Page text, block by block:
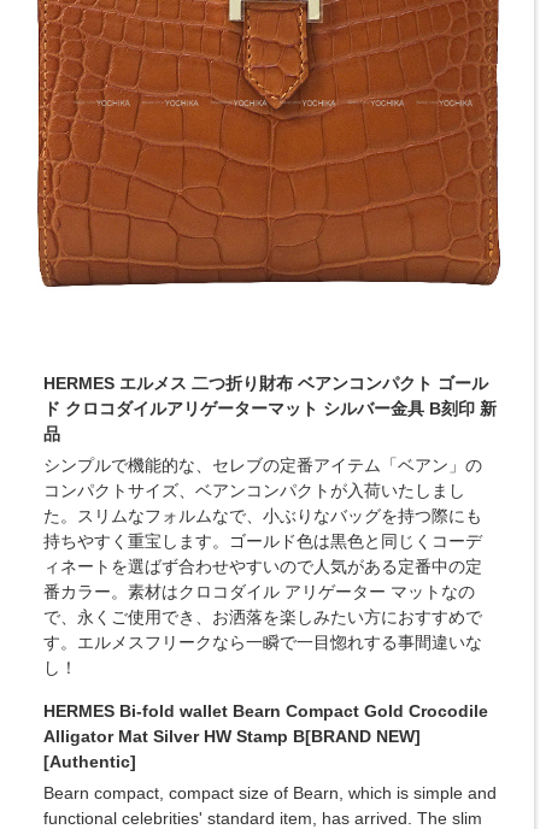
HERMES エルメス 二つ折り財布 ベアンコンパクト ゴール
ド クロコダイルアリゲーターマット シルバー金具 B刻印 新
品
シンプルで機能的な、セレブの定番アイテム「ベアン」の
コンパクトサイズ、ベアンコンパクトが入荷いたしまし
た。スリムなフォルムなで、小ぶりなバッグを持つ際にも
持ちやすく重宝します。ゴールド色は黒色と同じくコーデ
ィネートを選ばず合わせやすいので人気がある定番中の定
番カラー。素材はクロコダイル アリゲーター マットなの
で、永くご使用でき、お洒落を楽しみたい方におすすめで
す。エルメスフリークなら一瞬で一目惚れする事間違いな
し！
HERMES Bi-fold wallet Bearn Compact Gold Crocodile
Alligator Mat Silver HW Stamp B[BRAND NEW]
[Authentic]
Bearn compact, compact size of Bearn, which is simple and
functional celebrities' standard item, has arrived. The slim